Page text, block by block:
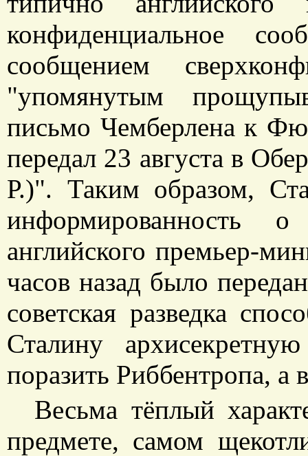
конфиденциальное
сообщением
"упомянутым
письмо Чемберлена к
передал 23 августа в
Р.)". Таким образом,
информированность
английского премьер-
часов назад было
советская разведка
Сталину
поразить Риббентропа, а
Весьма тёплый
предмете, самом